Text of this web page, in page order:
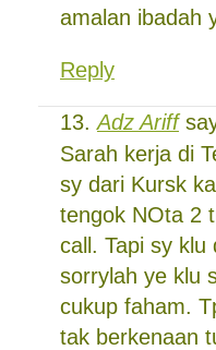
amalan ibadah
Reply
Adz Ariff
Sarah kerja di
sy dari Kursk
tengok NOta 2
call. Tapi sy
sorrylah ye klu
cukup faham.
tak berkenaan